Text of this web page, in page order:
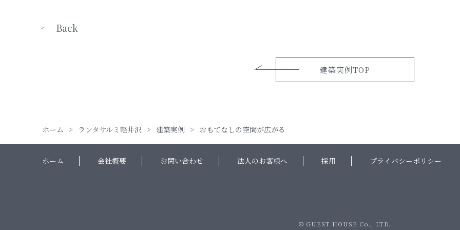
Back
建築実例TOP
ホーム ランタサルミ軽井沢 建築実例 おもてなしの空間が広がる
ホーム 会社概要 お問い合わせ 法人のお客様へ 採用 プライバシーポリシー
© GUEST HOUSE Co., LTD.